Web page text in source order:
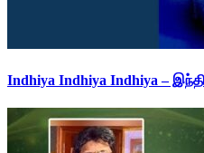
Indhiya Indhiya Indhiya –